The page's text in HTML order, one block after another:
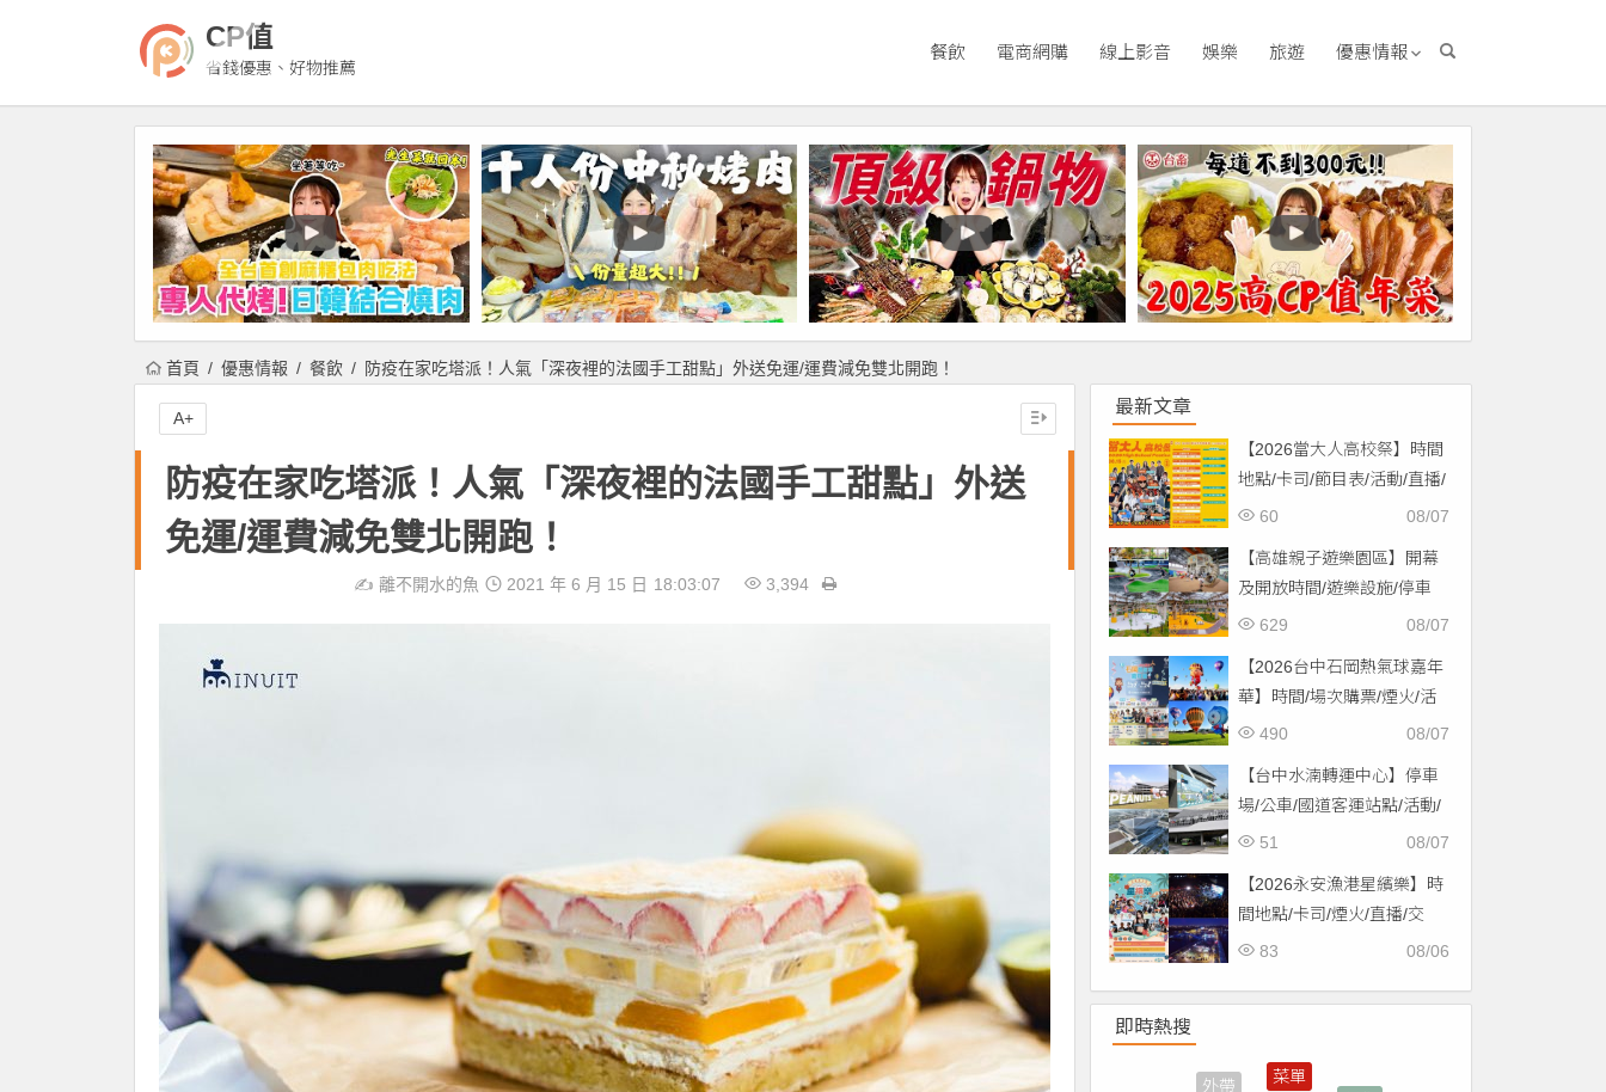
CP值
省錢優惠、好物推薦
餐飲 電商網購 線上影音 娛樂 旅遊 優惠情報
首頁 優惠情報 餐飲 防疫在家吃塔派！人氣「深夜裡的法國手工甜點」外送免運/運費減免雙北開跑！
防疫在家吃塔派！人氣「深夜裡的法國手工甜點」外送
免運/運費減免雙北開跑！
✍️離不開水的魚 2021 年 6 月 15 日 18:03:07 3,394
A+
最新文章
【2026當大人高校祭】時間
地點/卡司/節目表/活動/直播/
交通，免費入場！
08/07
60
【高雄親子遊樂園區】開幕
及開放時間/遊樂設施/停車
場/交通一次看！
08/07
629
【2026台中石岡熱氣球嘉年
華】時間/場次購票/煙火/活
動/交通，土牛運動公園登08/07
490
【台中水湳轉運中心】停車
場/公車/國道客運站點/活動/
交通，啟用免費停車！ 08/07
51
【2026永安漁港星繽樂】時
間地點/卡司/煙火/直播/交
通，免費入場！
08/06
83
即時熱搜
台東